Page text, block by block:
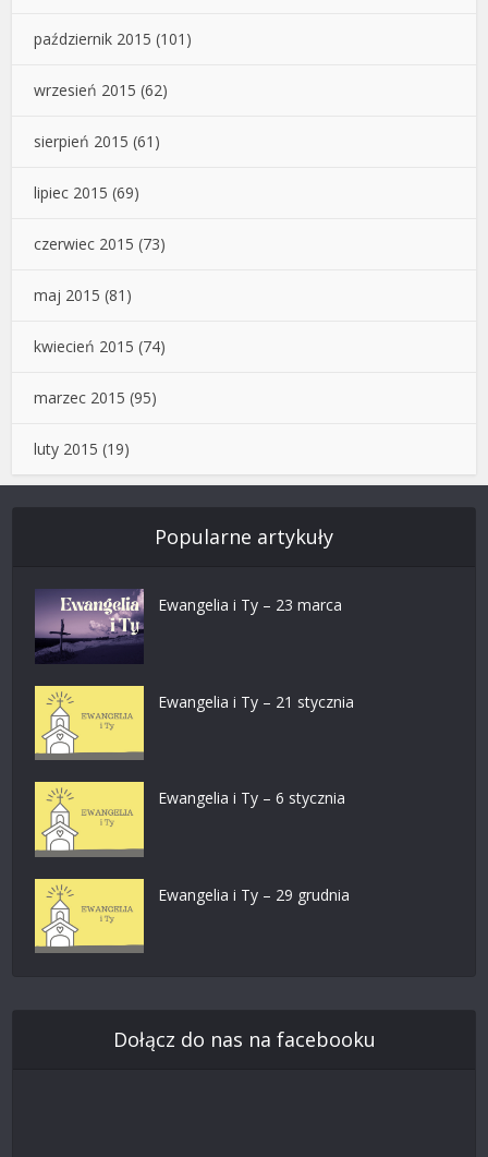
październik 2015 (101)
wrzesień 2015 (62)
sierpień 2015 (61)
lipiec 2015 (69)
czerwiec 2015 (73)
maj 2015 (81)
kwiecień 2015 (74)
marzec 2015 (95)
luty 2015 (19)
Popularne artykuły
Ewangelia i Ty – 23 marca
Ewangelia i Ty – 21 stycznia
Ewangelia i Ty – 6 stycznia
Ewangelia i Ty – 29 grudnia
Dołącz do nas na facebooku